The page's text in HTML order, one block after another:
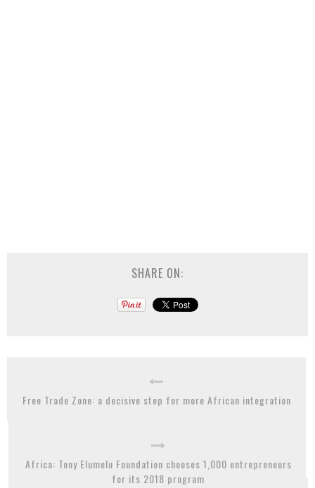
SHARE ON:
Free Trade Zone: a decisive step for more African integration
Africa: Tony Elumelu Foundation chooses 1,000 entrepreneurs
for its 2018 program